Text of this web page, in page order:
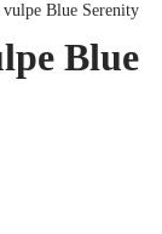
Blue Serenity
Blue